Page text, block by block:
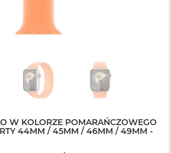
W KOLORZE POMARAŃCZOWEGO
44MM / 45MM / 46MM / 49MM -